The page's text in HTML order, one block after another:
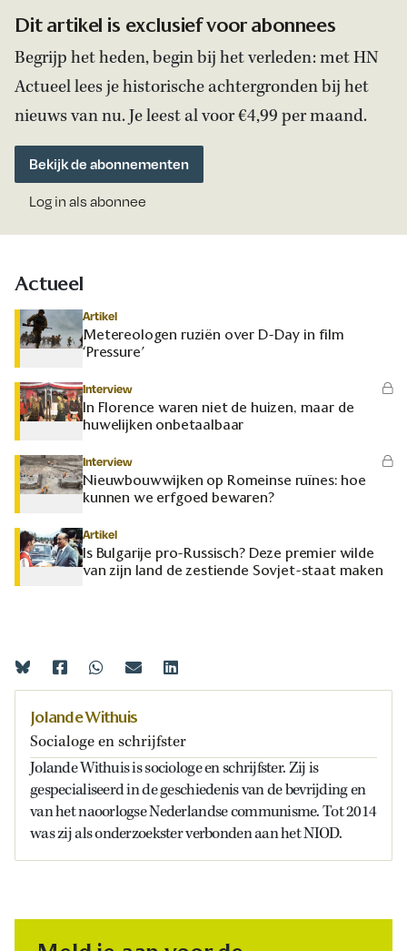
Dit artikel is exclusief voor abonnees
Begrijp het heden, begin bij het verleden: met HN
Actueel lees je historische achtergronden bij het
nieuws van nu. Je leest al voor €4,99 per maand.
Bekijk de abonnementen
Log in als abonnee
Actueel
Artikel
Metereologen ruziën over D-Day in film
‘Pressure’
Interview
In Florence waren niet de huizen, maar de
huwelijken onbetaalbaar
Interview
Nieuwbouwwijken op Romeinse ruïnes: hoe
kunnen we erfgoed bewaren?
Artikel
Is Bulgarije pro-Russisch? Deze premier wilde
van zijn land de zestiende Sovjet-staat maken
Jolande Withuis
Socialoge en schrijfster
Jolande Withuis is sociologe en schrijfster. Zij is
gespecialiseerd in de geschiedenis van de bevrijding en
van het naoorlogse Nederlandse communisme. Tot 2014
was zij als onderzoekster verbonden aan het NIOD.